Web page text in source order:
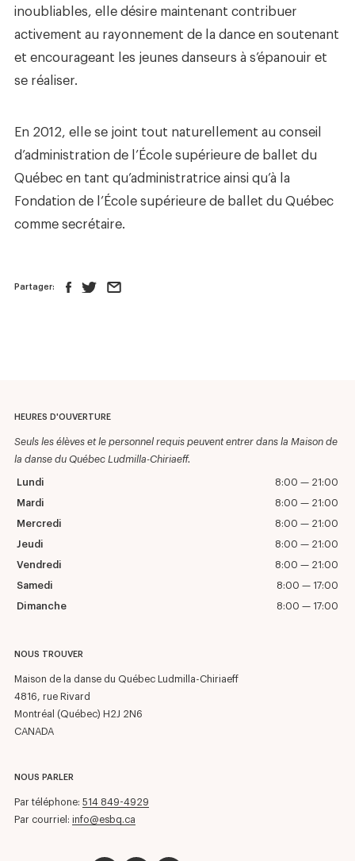
inoubliables, elle désire maintenant contribuer
activement au rayonnement de la dance en soutenant
et encourageant les jeunes danseurs à s’épanouir et
se réaliser.
En 2012, elle se joint tout naturellement au conseil
d’administration de l’École supérieure de ballet du
Québec en tant qu’administratrice ainsi qu’à la
Fondation de l’École supérieure de ballet du Québec
comme secrétaire.
Partager:
HEURES D'OUVERTURE
Seuls les élèves et le personnel requis peuvent entrer dans la Maison de
la danse du Québec Ludmilla-Chiriaeff.
Lundi 8:00 — 21:00
Mardi 8:00 — 21:00
Mercredi 8:00 — 21:00
Jeudi 8:00 — 21:00
Vendredi 8:00 — 21:00
Samedi 8:00 — 17:00
Dimanche 8:00 — 17:00
NOUS TROUVER
Maison de la danse du Québec Ludmilla-Chiriaeff
4816, rue Rivard
Montréal (Québec) H2J 2N6
CANADA
NOUS PARLER
Par téléphone: 514 849-4929
Par courriel: info@esbq.ca